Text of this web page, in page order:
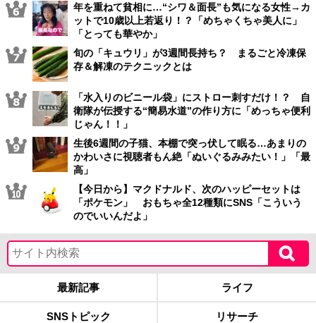
年を重ねて貧相に…“シワ＆面長”も気になる女性→カ
ットで10歳以上若返り！？「めちゃくちゃ美人に」
「とっても華やか」
旬の「キュウリ」が3週間長持ち？ まるごと冷凍保
存＆解凍のテクニックとは
「水入りのビニール袋」にストロー刺すだけ！？ 自
衛隊が伝授する“簡易水道”の作り方に「めっちゃ便利
じゃん！！」
生後6週間の子猫、本棚で突っ伏して眠る…あまりの
かわいさに視聴者もん絶「ぬいぐるみみたい！」「最
高」
【今日から】マクドナルド、次のハッピーセットは
「ポケモン」 おもちゃ全12種類にSNS「こういう
のでいいんだよ」
最新記事 ライフ
SNSトピック リサーチ